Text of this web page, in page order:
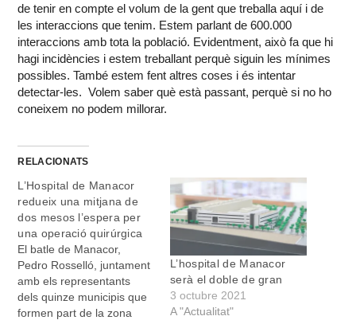
de tenir en compte el volum de la gent que treballa aquí i de
les interaccions que tenim. Estem parlant de 600.000
interaccions amb tota la població. Evidentment, això fa que hi
hagi incidències i estem treballant perquè siguin les mínimes
possibles. També estem fent altres coses i és intentar
detectar-les. Volem saber què està passant, perquè si no ho
coneixem no podem millorar.
RELACIONATS
L’Hospital de Manacor
redueix una mitjana de
dos mesos l’espera per
una operació quirúrgica
El batle de Manacor,
Pedro Rosselló, juntament
amb els representants
dels quinze municipis que
formen part de la zona
L’hospital de Manacor
serà el doble de gran
3 octubre 2021
A "Actualitat"